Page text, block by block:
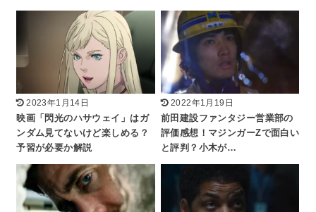
2023年1月14日
映画「閃光のハサウェイ」はガ
ンダム見てないけど楽しめる？
予習が必要か解説
2022年1月19日
前田建設ファンタジー営業部の
評価感想！マジンガーZで面白い
と評判？小木が…